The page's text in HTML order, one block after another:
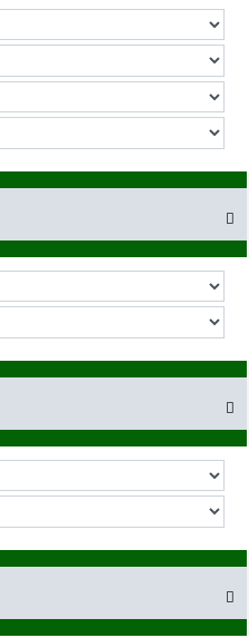


